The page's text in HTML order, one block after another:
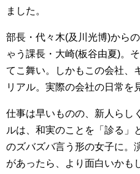
ました。
部長・代々木(及川光博)から
ゃう課長・大崎(板谷由夏)。
てこ舞い。しかもこの会社、
リアル。実際の会社の日常を
仕事は早いものの、新人らし
ルは、和実のことを「診る」
のズバズバ言う形の女子に。
があったら、より面白いかも